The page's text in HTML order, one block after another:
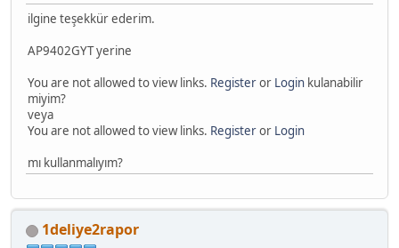
ilgine teşekkür ederim.
AP9402GYT yerine
You are not allowed to view links. Registeror Login kulanabilir
miyim?
veya
You are not allowed to view links. Registeror Login
mı kullanmalıyım?
1deliye2rapor